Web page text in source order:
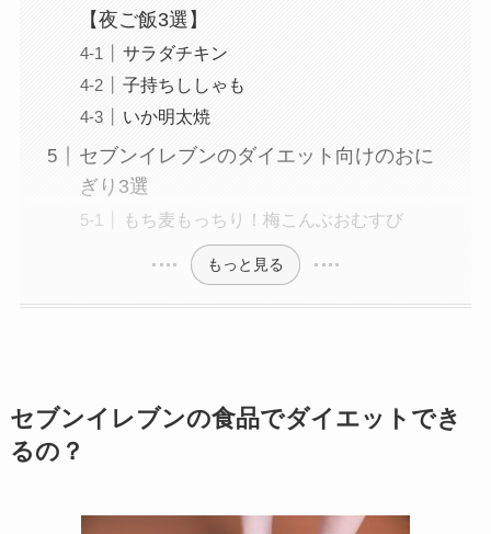
【夜ご飯3選】
サラダチキン
子持ちししゃも
いか明太焼
セブンイレブンのダイエット向けのおに
ぎり3選
もち麦もっちり！梅こんぶおむすび
もっと見る
セブンイレブンの食品でダイエットでき
るの？